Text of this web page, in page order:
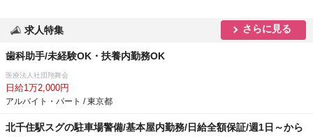
求人特集 さらに見る
歯科助手/未経験OK・扶養内勤務OK
医療法人社団翔舞会
日給1万2,000円
アルバイト・パート / 東京都
北千住駅スグの駐車場警備/基本屋内勤務/日給全額保証/週1日～から